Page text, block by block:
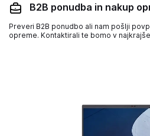
B2B ponudba in nakup
Preveri B2B ponudbo ali nam pošlji
opreme. Kontaktirali te bomo v